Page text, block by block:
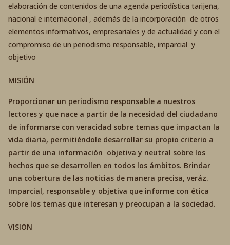
elaboración de contenidos de una agenda periodística tarijeña,
nacional e internacional , además de la incorporación de otros
elementos informativos, empresariales y de actualidad y con el
compromiso de un periodismo responsable, imparcial y
objetivo
MISIÓN
Proporcionar un periodismo responsable a nuestros
lectores y que nace a partir de la necesidad del ciudadano
de informarse con veracidad sobre temas que impactan la
vida diaria, permitiéndole desarrollar su propio criterio a
partir de una información objetiva y neutral sobre los
hechos que se desarrollen en todos los ámbitos. Brindar
una cobertura de las noticias de manera precisa, veráz.
Imparcial, responsable y objetiva que informe con ética
sobre los temas que interesan y preocupan a la sociedad.
VISION